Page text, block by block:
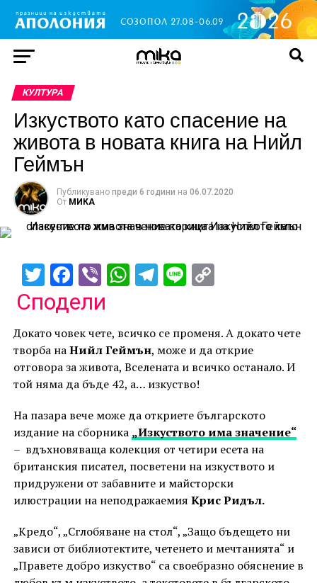
КУЛТУРА
Изкуството като спасение на
живота в новата книга на Нийл
Геймън
Публикувано преди 6 години на 06.07.2020
От МИКА
TwitterFacebook
ViberWhatsApp
Telegram
Line
Сподели
Докато човек чете, всичко се променя. А докато чете
творба наНийл Геймън, може и да открие
отговора за живота, Вселената и всичко останало. И
той няма да бъде 42, а… изкуство!
На пазара вече може да откриете българското
издание на сборника „Изкуството има значение“
– вдъхновяваща колекция от четири есета на
британския писател, посветени на изкуството и
придружени от забавните и майсторски
илюстрации на неподражаемия Крис Ридъл.
„Кредо“, „Сглобяване на стол“, „Защо бъдещето ни
зависи от библиотектите, четенето и мечтанията“ и
„Правете добро изкуство“ са своебразно обяснение в